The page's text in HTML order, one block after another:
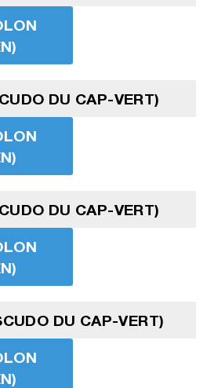
DU CAP-VERT)
DU CAP-VERT)
DU CAP-VERT)